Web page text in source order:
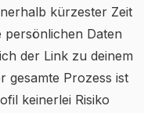
kürzester Zeit
persönlichen Daten
der Link zu deinem
gesamte Prozess ist
keinerlei Risiko